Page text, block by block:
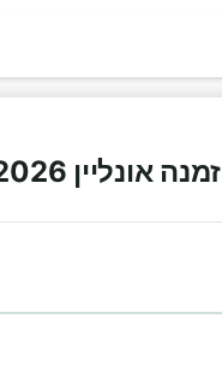
2026